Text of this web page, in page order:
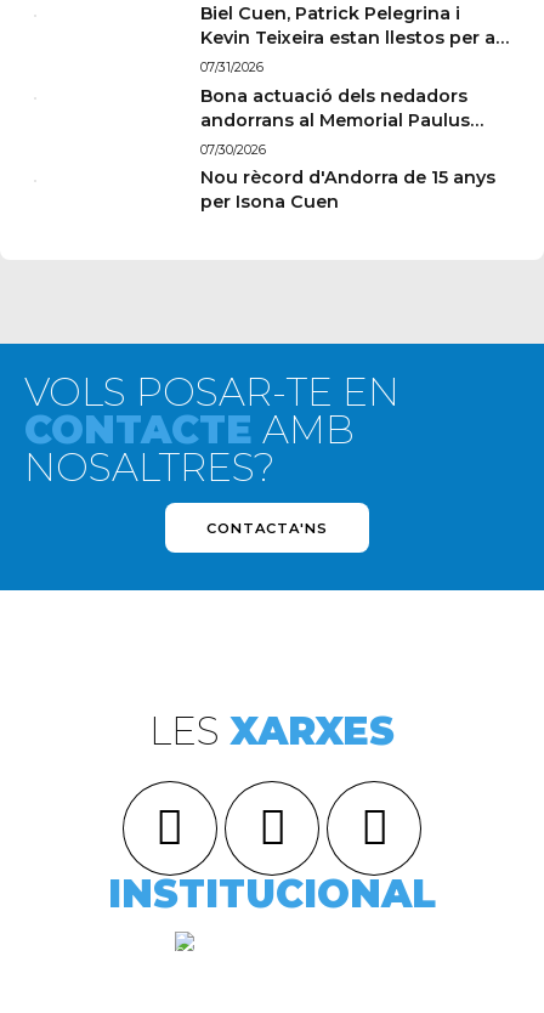
Biel Cuen, Patrick Pelegrina i
Kevin Teixeira estan llestos per a
París
07/31/2026
Bona actuació dels nedadors
andorrans al Memorial Paulus
Wildeboer de Sabadell
07/30/2026
Nou rècord d'Andorra de 15 anys
per Isona Cuen
VOLS POSAR-TE EN
CONTACTE AMB
NOSALTRES?
CONTACTA'NS
LES XARXES
INSTITUCIONAL